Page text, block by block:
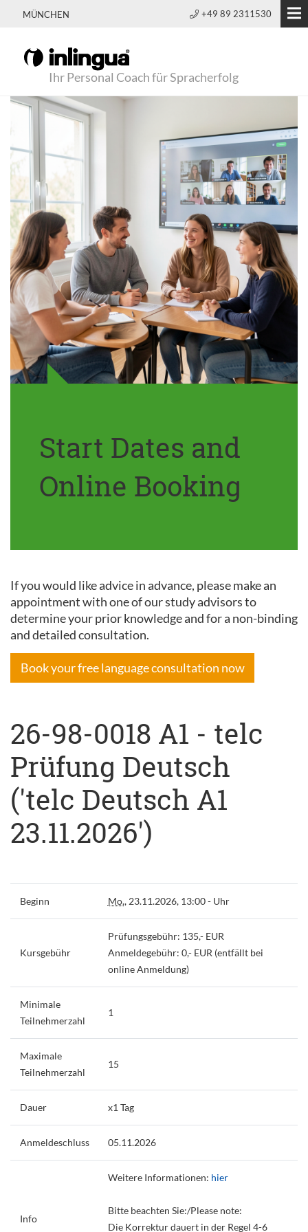
MÜNCHEN +49 89 2311530
Ihr Personal Coach für Spracherfolg
Start Dates and
Online Booking
If you would like advice in advance, please make an
appointment with one of our study advisors to
determine your prior knowledge and for a non-binding
and detailed consultation.
Book your free language consultation now
26-98-0018 A1 - telc
Prüfung Deutsch
('telc Deutsch A1
23.11.2026')
Beginn Mo., 23.11.2026, 13:00 - Uhr
Kursgebühr
Prüfungsgebühr: 135,- EUR
Anmeldegebühr: 0,- EUR (entfällt bei
online Anmeldung)
Minimale
Teilnehmerzahl
1
Maximale
Teilnehmerzahl
15
Dauer x1 Tag
Anmeldeschluss 05.11.2026
Info
Weitere Informationen: hier
Bitte beachten Sie:/Please note:
Die Korrektur dauert in der Regel 4-6